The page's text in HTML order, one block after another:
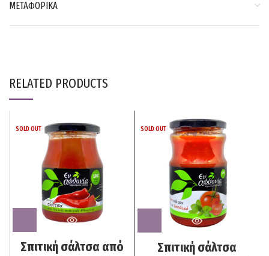
ΜΕΤΑΦΟΡΙΚΑ
RELATED PRODUCTS
SOLD OUT
Σπιτική σάλτσα από
SOLD OUT
Σπιτική σάλτσα